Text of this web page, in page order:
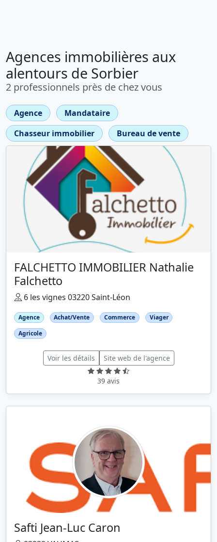
Agences immobilières aux
alentours de Sorbier
2 professionnels près de chez vous
Agence
Mandataire
Chasseur immobilier
Bureau de vente
FALCHETTO IMMOBILIER Nathalie
Falchetto
6 les vignes 03220 Saint-Léon
Agence Achat/Vente Commerce
Viager
Agricole
Voir les détails Site web de l'agence
39 avis
Safti Jean-Luc Caron